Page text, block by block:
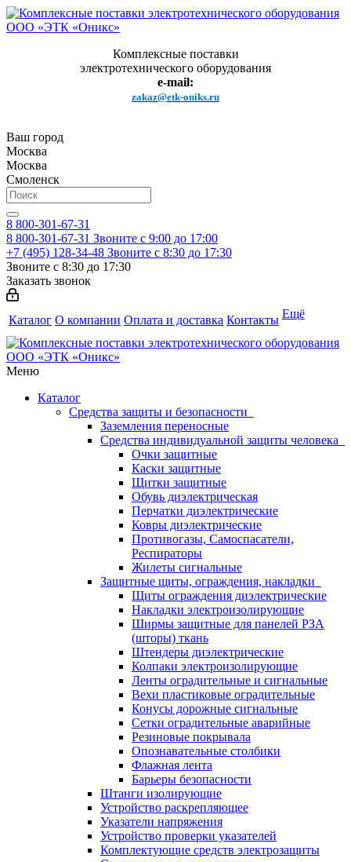
Комплексные поставки
электротехнического оборудования
e-mail:
zakaz@etk-oniks.ru
Ваш город
Москва
Москва
Смоленск
8 800-301-67-31
8 800-301-67-31 Звоните с 9:00 до 17:00
+7 (495) 128-34-48 Звоните с 8:30 до 17:30
Звоните с 8:30 до 17:30
Заказать звонок
Каталог О компании Оплата и доставка Контакты Ещё
Меню
Каталог
Средства защиты и безопасности
Заземления переносные
Средства индивидуальной защиты человека
Очки защитные
Каски защитные
Щитки защитные
Обувь диэлектрическая
Перчатки диэлектрические
Ковры диэлектрические
Противогазы, Самоспасатели,
Респираторы
Жилеты сигнальные
Защитные щиты, ограждения, накладки
Щиты ограждения диэлектрические
Накладки электроизолирующие
Ширмы защитные для панелей РЗА
(шторы) ткань
Штендеры диэлектрические
Колпаки электроизолирующие
Ленты оградительные и сигнальные
Вехи пластиковые оградительные
Конусы дорожные сигнальные
Сетки оградительные аварийные
Резиновые покрывала
Опознавательные столбики
Флажная лента
Барьеры безопасности
Штанги изолирующие
Устройство раскрепляющее
Указатели напряжения
Устройство проверки указателей
Комплектующие средств электрозащиты